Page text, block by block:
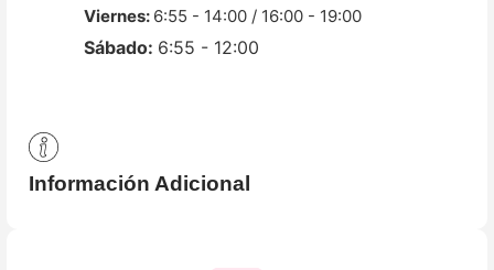
Viernes: 6:55 - 14:00 / 16:00 - 19:00
Sábado: 6:55 - 12:00
Información Adicional